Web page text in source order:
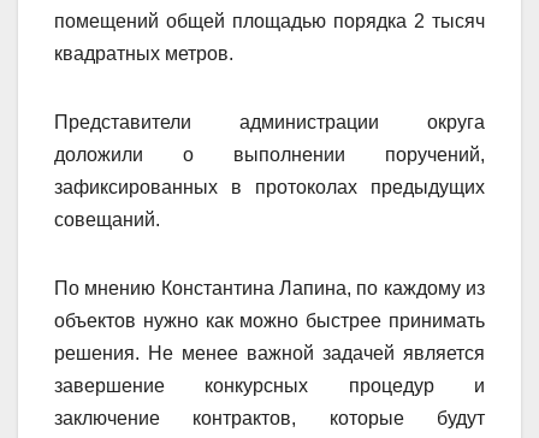
помещений общей площадью порядка 2 тысяч
квадратных метров.
Представители администрации округа
доложили о выполнении поручений,
зафиксированных в протоколах предыдущих
совещаний.
По мнению Константина Лапина, по каждому из
объектов нужно как можно быстрее принимать
решения. Не менее важной задачей является
завершение конкурсных процедур и
заключение контрактов, которые будут